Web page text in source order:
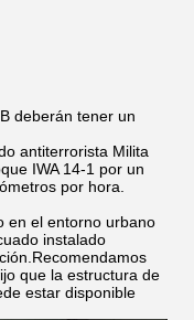
deberán tener un
antiterrorista Milita
IWA 14-1 por un
por hora.
en el entorno urbano
instalado
que la estructura de
estar disponible